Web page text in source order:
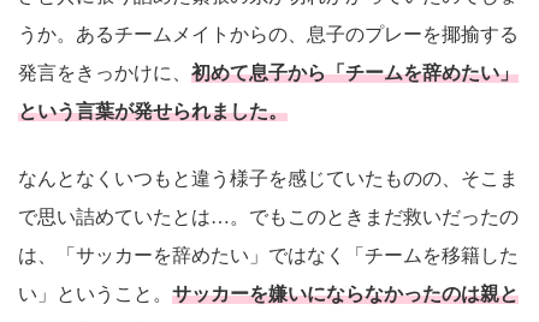
うか。あるチームメイトからの、息子のプレーを揶揄する
発言をきっかけに、 初めて息子から「チームを辞めたい」
という言葉が発せられました。
なんとなくいつもと違う様子を感じていたものの、そこま
で思い詰めていたとは…。でもこのときまだ救いだったの
は、「サッカーを辞めたい」ではなく「チームを移籍した
い」ということ。 サッカーを嫌いにならなかったのは親と